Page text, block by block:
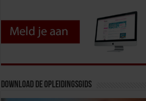
Download de opleidingsgids